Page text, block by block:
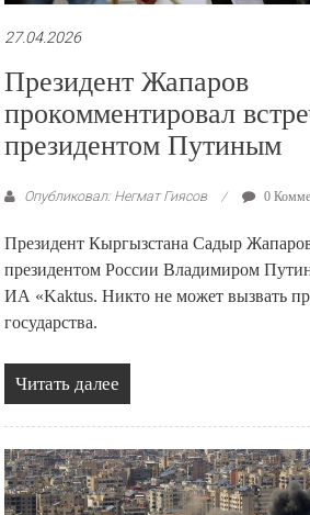
27.04.2026
Президент Жапаров
прокомментировал
президентом Путиным
Опубликовал: Негмат Гиясов 0
Президент Кыргызстана Садыр Жапаров
президентом России Владимиром
ИА «Kaktus. Никто не может вызвать
государства.
Читать далее